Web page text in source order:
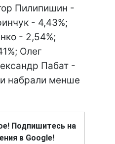
Пилипишин -
- 4,43%;
- 2,54%;
Олег
Пабат -
набрали менше
Подпишитесь на
в Google!